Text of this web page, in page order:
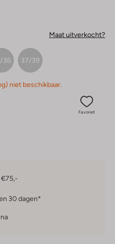
Maat uitverkocht?
36 37/39
niet beschikbaar.
Favoriet
€75,-
30 dagen*